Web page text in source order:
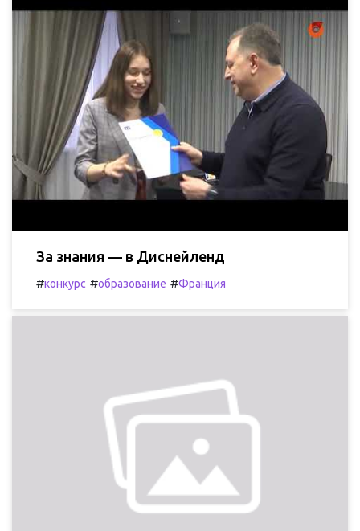
За знания — в Диснейленд
#конкурс #образование #Франция